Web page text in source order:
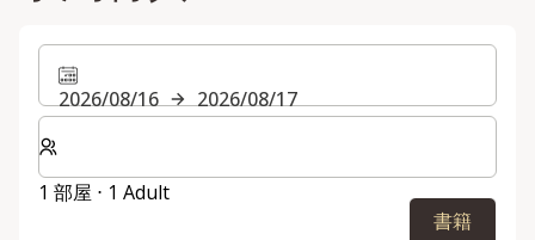
2026/08/16
2026/08/17
客室数と宿泊人数をお選びください。
1 部屋 ⋅ 1 Adult
書籍